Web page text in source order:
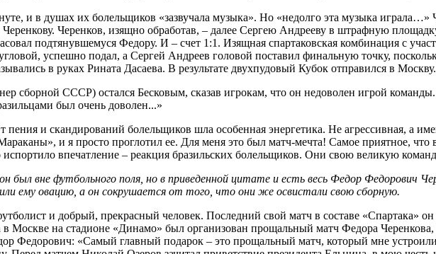
и в душах их болельщиков «зазвучала музыка». Но «недолго эта музыка играла…»
Черенков, изящно обработав, – далее Сергею Андрееву в штрафную
подтянувшемуся Федору. И – счет 1:1. Изящная спартаковская комбинация с
успешно подал, а Сергей Андреев головой поставил финальную точку,
в руках Рината Дасаева. В результате двухпудовый Кубок отправился в Москву.
сборной СССР) остался Бесковым, сказав игрокам, что он недоволен игрой
был очень доволен...»
и скандирований болельщиков шла особенная энергетика. Не агрессивная, а
и я просто проглотил ее. Для меня это был матч-мечта! Самое приятное,
впечатление – реакция бразильских болельщиков. Они свою великую
был вне футбольного поля, но в приведенной цитате и есть весь Федор Федорович
ему овацию, а он сокрушается от того, что они же освистали свою сборную.
и добрый, прекрасный человек. Последний свой матч в составе «Спартака» он
в Москве на стадионе «Динамо» был организован прощальный матч Федора
Федорович: «Самый главный подарок – это прощальный матч, который мне